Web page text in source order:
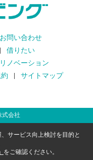
お問い合わせ
借りたい
リノベーション
サイトマップ
式会社
サービス向上検討を目的と
をご確認ください。